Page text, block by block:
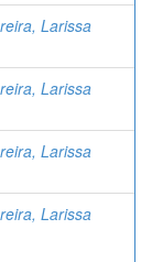
Larissa
Larissa
Larissa
Larissa